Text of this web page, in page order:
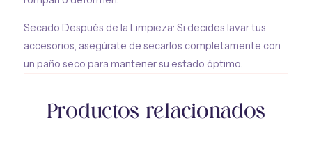
Secado Después de la Limpieza: Si decides lavar tus
accesorios, asegúrate de secarlos completamente con
un paño seco para mantener su estado óptimo.
Productos relacionados